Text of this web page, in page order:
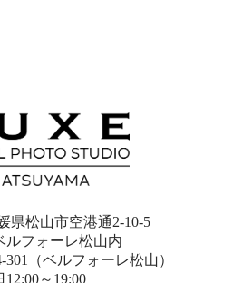
県松山市空港通2-10-5
ーレ松山内
301（ベルフォーレ松山）
～19:00